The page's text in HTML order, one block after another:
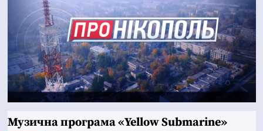
Музична програма «Yellow Submarine»